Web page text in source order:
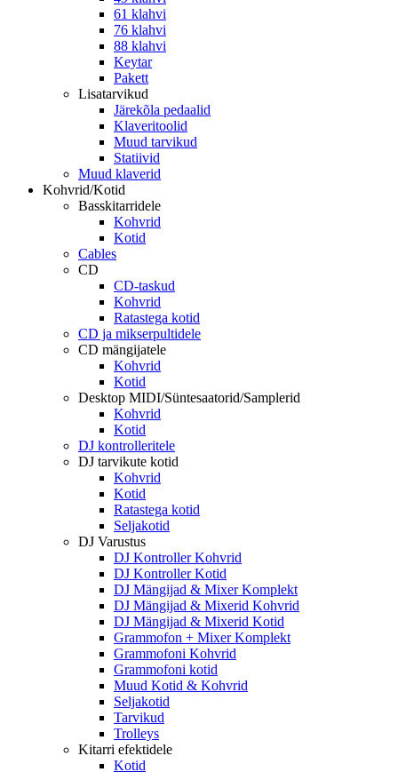
61 klahvi
76 klahvi
88 klahvi
Keytar
Pakett
Lisatarvikud
Järekõla pedaalid
Klaveritoolid
Muud tarvikud
Statiivid
Muud klaverid
Kohvrid/Kotid
Basskitarridele
Kohvrid
Kotid
Cables
CD
CD-taskud
Kohvrid
Ratastega kotid
CD ja mikserpultidele
CD mängijatele
Kohvrid
Kotid
Desktop MIDI/Süntesaatorid/Samplerid
Kohvrid
Kotid
DJ kontrolleritele
DJ tarvikute kotid
Kohvrid
Kotid
Ratastega kotid
Seljakotid
DJ Varustus
DJ Kontroller Kohvrid
DJ Kontroller Kotid
DJ Mängijad & Mixer Komplekt
DJ Mängijad & Mixerid Kohvrid
DJ Mängijad & Mixerid Kotid
Grammofon + Mixer Komplekt
Grammofoni Kohvrid
Grammofoni kotid
Muud Kotid & Kohvrid
Seljakotid
Tarvikud
Trolleys
Kitarri efektidele
Kotid